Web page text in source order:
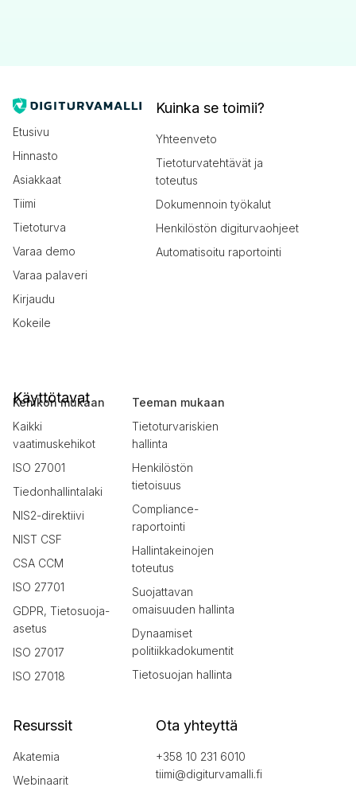
Etusivu
Hinnasto
Asiakkaat
Tiimi
Tietoturva
Varaa demo
Varaa palaveri
Kirjaudu
Kokeile
Kuinka se toimii?
Yhteenveto
Tietoturvatehtävät ja
toteutus
Dokumennoin työkalut
Henkilöstön digiturvaohjeet
Automatisoitu raportointi
Käyttötavat
Kehikon mukaan
Kaikki
vaatimuskehikot
ISO 27001
Tiedonhallintalaki
NIS2-direktiivi
NIST CSF
CSA CCM
ISO 27701
GDPR, Tietosuoja-
asetus
ISO 27017
ISO 27018
Teeman mukaan
Tietoturvariskien
hallinta
Henkilöstön
tietoisuus
Compliance-
raportointi
Hallintakeinojen
toteutus
Suojattavan
omaisuuden hallinta
Dynaamiset
politiikkadokumentit
Tietosuojan hallinta
Resurssit
Akatemia
Webinaarit
Ota yhteyttä
+358 10 231 6010
tiimi@digiturvamalli.fi